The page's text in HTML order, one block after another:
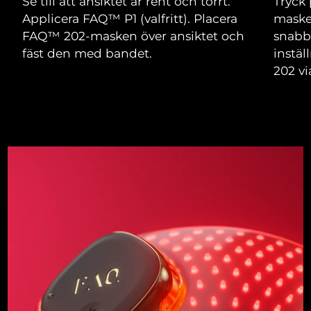
Applicera FAQ™ P1 (valfritt). Placera
FAQ™ 202-masken över ansiktet och
fäst den med bandet.
202